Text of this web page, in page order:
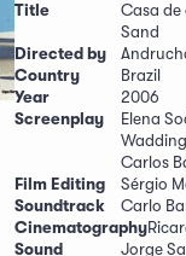
Title
Casa de
Sand
Directed by
Country
Brazil
Year
2006
Screenplay
Elena
Carlos
Film Editing
Sérgio
Soundtrack
Carlo
Cinematography
Sound
Jorge